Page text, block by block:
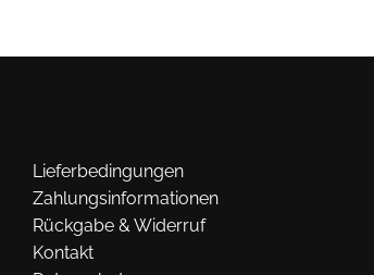
Lieferbedingungen
Zahlungsinformationen
Rückgabe & Widerruf
Kontakt